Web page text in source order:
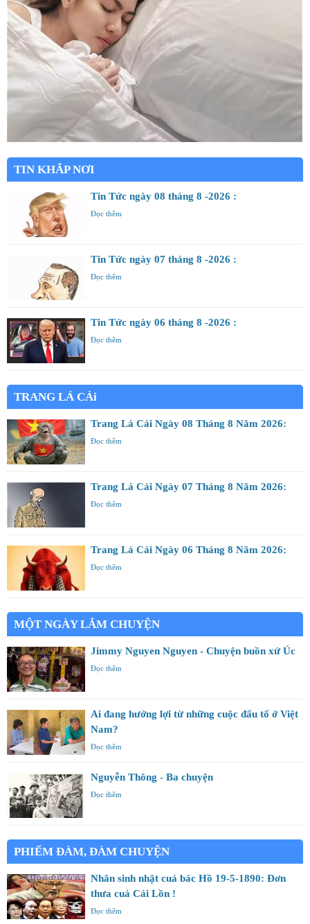
Tin Tức ngày 07 tháng 8 -2026 :
Hoàng Linh - Vì sao Huấn Hoa Hồng trở thành Idol của giới trẻ?
TIN KHẮP NƠI
Tin Tức ngày 08 tháng 8 -2026 :
Đọc thêm
Tin Tức ngày 07 tháng 8 -2026 :
Đọc thêm
Tin Tức ngày 06 tháng 8 -2026 :
Đọc thêm
TRANG LÁ CẢi
Trang Lá Cải Ngày 08 Tháng 8 Năm 2026:
Đọc thêm
Trang Lá Cải Ngày 07 Tháng 8 Năm 2026:
Đọc thêm
Trang Lá Cải Ngày 06 Tháng 8 Năm 2026:
Đọc thêm
MỘT NGÀY LẮM CHUYỆN
Jimmy Nguyen Nguyen - Chuyện buồn xứ Úc
Đọc thêm
Ai đang hưởng lợi từ những cuộc đấu tố ở Việt
Nam?
Đọc thêm
Nguyễn Thông - Ba chuyện
Đọc thêm
PHIẾM ĐÀM, ĐÀM CHUYỆN
Nhân sinh nhật cuả bác Hồ 19-5-1890: Đơn
thưa cuả Cái Lồn !
Đọc thêm